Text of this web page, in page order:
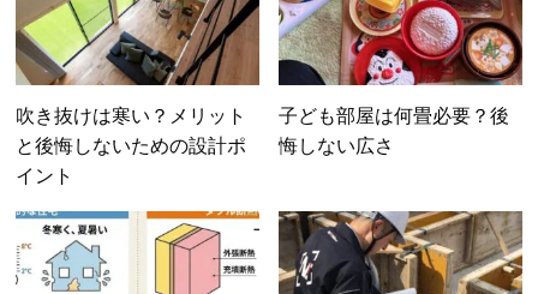
吹き抜けは寒い？メリット
と後悔しないための設計ポ
イント
子ども部屋は何畳必要？後
悔しない広さ